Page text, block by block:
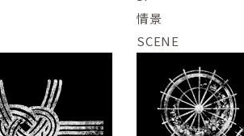
情景
SCENE